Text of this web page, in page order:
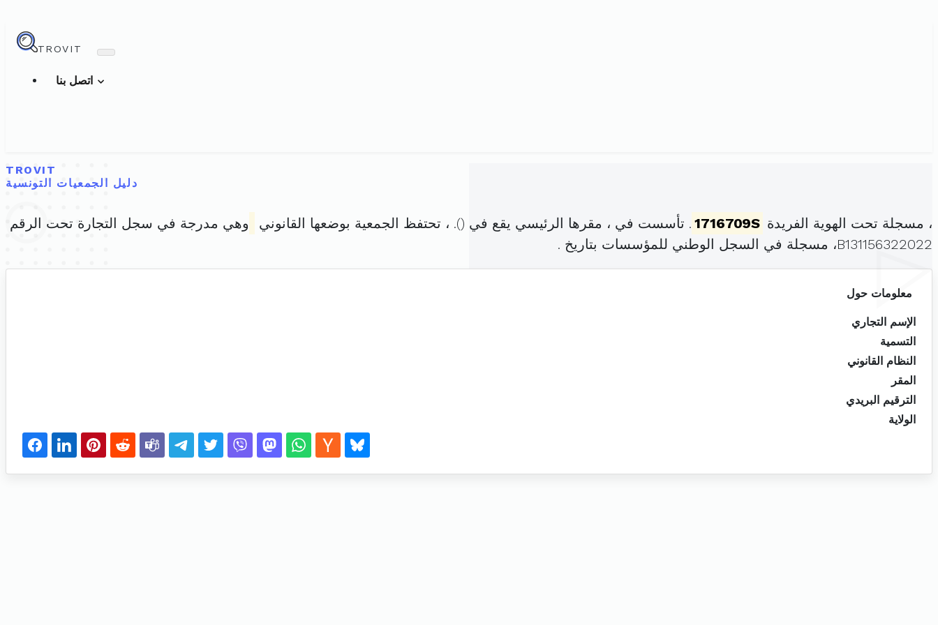
TROVIT
TROVIT
دليل الجمعيات التونسية
، مسجلة تحت الهوية الفريدة 1716709S . تأسست في ، مقرها الرئيسي يقع في (). ، تحتفظ الجمعية بوضعها القانوني
وهي مدرجة في سجل التجارة تحت الرقم
B131156322022، مسجلة في السجل الوطني للمؤسسات بتاريخ .
معلومات حول
الإسم التجاري
التسمية
النظام القانوني
المقر
الترقيم البريدي
الولاية